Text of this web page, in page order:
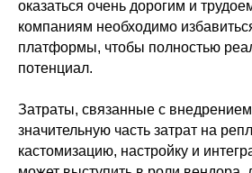
оказаться очень дорогим и
компаниям необходимо
платформы, чтобы полностью
потенциал.
Затраты, связанные с
значительную часть затрат на
кастомизацию, настройку и